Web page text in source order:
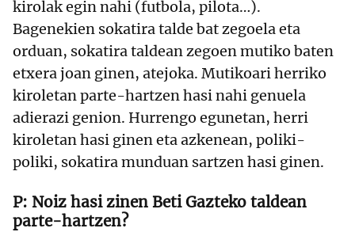
kirolak egin nahi (futbola, pilota…).
Bagenekien sokatira talde bat zegoela eta
orduan, sokatira taldean zegoen mutiko baten
etxera joan ginen, atejoka. Mutikoari herriko
kiroletan parte-hartzen hasi nahi genuela
adierazi genion. Hurrengo egunetan, herri
kiroletan hasi ginen eta azkenean, poliki-
poliki, sokatira munduan sartzen hasi ginen.
Noiz hasi zinen Beti Gazteko taldean
parte-hartzen?